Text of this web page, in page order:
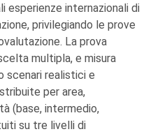
esperienze internazionali di
privilegiando le prove
La prova
multipla, e misura
scenari realistici e
per area,
(base, intermedio,
su tre livelli di